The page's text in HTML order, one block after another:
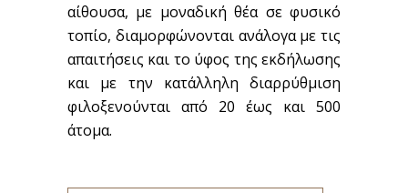
αίθουσα, με μοναδική θέα σε φυσικό
τοπίο, διαμορφώνονται ανάλογα με τις
απαιτήσεις και το ύφος της εκδήλωσης
και με την κατάλληλη διαρρύθμιση
φιλοξενούνται από 20 έως και 500
άτομα.